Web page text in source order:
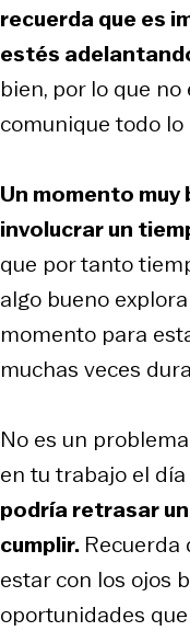
recuerda que es
estés
bien, por lo que
comunique todo lo
Un momento
involucrar un
que por tanto
algo bueno
momento para
muchas veces
No es un
en tu trabajo el día
podría retrasar
cumplir.
estar con los ojos
oportunidades